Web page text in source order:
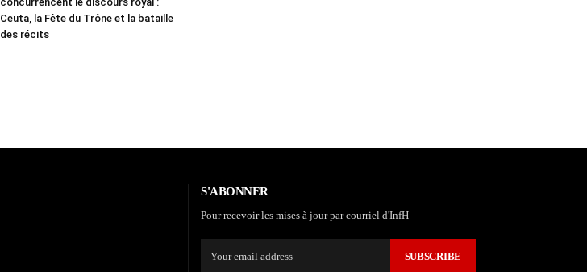
Ceuta, la Fête du Trône et la bataille
des récits
S'ABONNER
Pour recevoir les mises à jour par courriel d'InfH
SUBSCRIBE